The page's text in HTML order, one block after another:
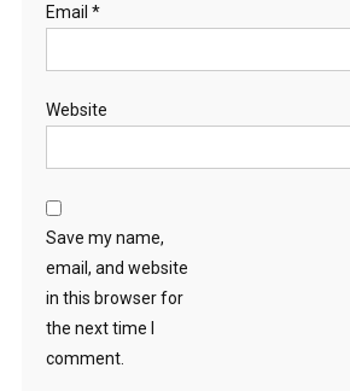
Email *
Website
Save my name,
email, and website
in this browser for
the next time I
comment.